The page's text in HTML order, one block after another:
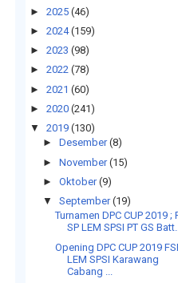
► 2025 (46)
► 2024 (159)
► 2023 (98)
► 2022 (78)
► 2021 (60)
► 2020 (241)
▼
2019 (130)
► Desember (8)
► November (15)
► Oktober (9)
▼
September (19)
Turnamen DPC CUP 2019 ;
SP LEM SPSI PT GS
Opening DPC CUP 2019
LEM SPSI Karawang
Cabang ...